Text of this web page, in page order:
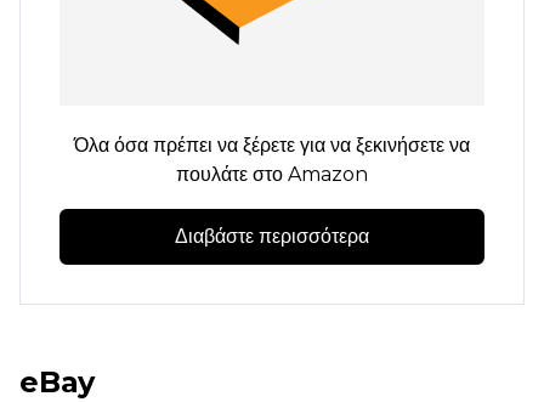
Όλα όσα πρέπει να ξέρετε για να ξεκινήσετε να
πουλάτε στο Amazon
Διαβάστε περισσότερα
eBay